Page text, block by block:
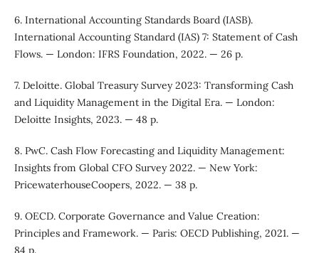
6. International Accounting Standards Board (IASB).
International Accounting Standard (IAS) 7: Statement of Cash
Flows. — London: IFRS Foundation, 2022. — 26 p.
7. Deloitte. Global Treasury Survey 2023: Transforming Cash
and Liquidity Management in the Digital Era. — London:
Deloitte Insights, 2023. — 48 p.
8. PwC. Cash Flow Forecasting and Liquidity Management:
Insights from Global CFO Survey 2022. — New York:
PricewaterhouseCoopers, 2022. — 38 p.
9. OECD. Corporate Governance and Value Creation:
Principles and Framework. — Paris: OECD Publishing, 2021. —
84 p.